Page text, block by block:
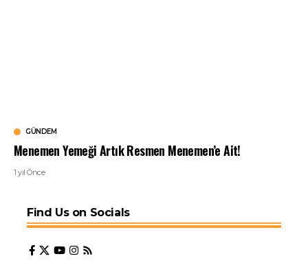
GÜNDEM
Menemen Yemeği Artık Resmen Menemen’e Ait!
1 yıl Önce
Find Us on Socials